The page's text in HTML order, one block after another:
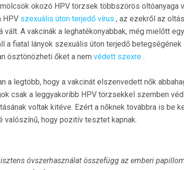
okozó HPV törzsek többszörös oltóanyaga
HPV szexuális úton terjedő vírus , az ezekről az
A vakcinák a leghatékonyabbak, még mielőtt
a fiatal lányok szexuális úton terjedő betegségének
ösztönözheti őket a nem védett szexre .
a legtöbb, hogy a vakcinát elszenvedett nők
csak a leggyakoribb HPV törzsekkel szemben
voltak kitéve. Ezért a nőknek továbbra is be
valószínű, hogy pozitív tesztet kapnak.
óvszerhasználat összefügg az emberi